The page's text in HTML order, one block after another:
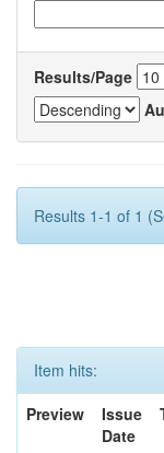
Results/Page
Results 1-1 of 1
Item hits:
Preview
Issue
Date